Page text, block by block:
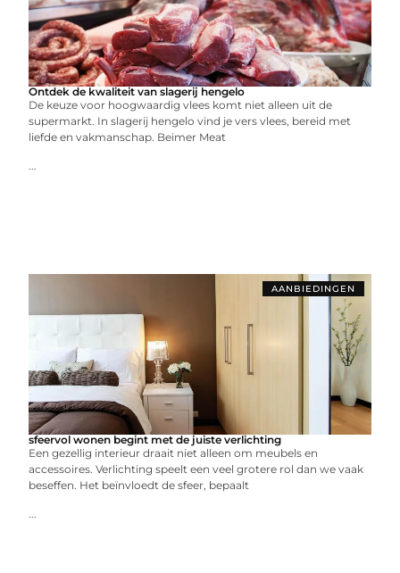
Ontdek de kwaliteit van slagerij hengelo
De keuze voor hoogwaardig vlees komt niet alleen uit de
supermarkt. In slagerij hengelo vind je vers vlees, bereid met
liefde en vakmanschap. Beimer Meat
...
AANBIEDINGEN
sfeervol wonen begint met de juiste verlichting
Een gezellig interieur draait niet alleen om meubels en
accessoires. Verlichting speelt een veel grotere rol dan we vaak
beseffen. Het beïnvloedt de sfeer, bepaalt
...